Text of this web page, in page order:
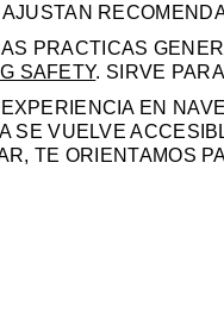
PRACTICAS
SAFETY. SIRVE
EN
SE VUELVE
TE ORIENTAMOS